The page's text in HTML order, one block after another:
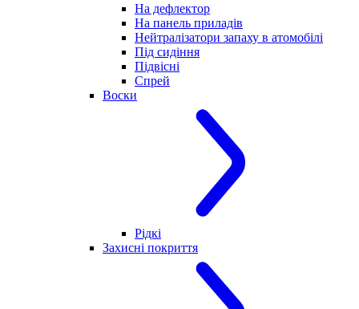
На дефлектор
На панель приладів
Нейтралізатори запаху в атомобілі
Під сидіння
Підвісні
Спрей
Воски
Рідкі
Захисні покриття